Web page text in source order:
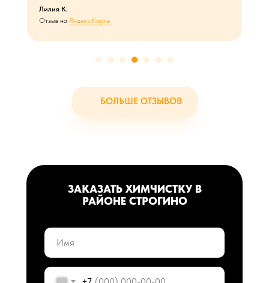
Рекомендаю!
Лилия К.
Отзыв на Яндекс.Карты
БОЛЬШЕ ОТЗЫВОВ
ЗАКАЗАТЬ ХИМЧИСТКУ В
РАЙОНЕ СТРОГИНО